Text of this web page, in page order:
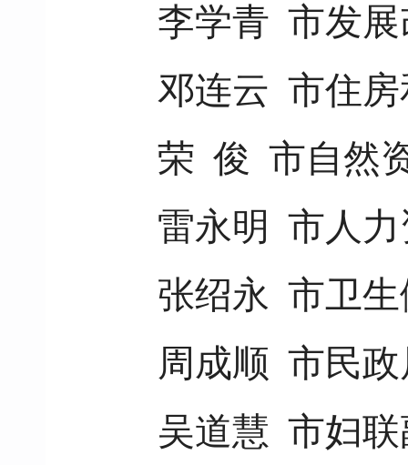
李学青 市发
邓连云 市住
荣 俊 市自然
雷永明 市人
张绍永 市卫
周成顺 市民
吴道慧 市妇